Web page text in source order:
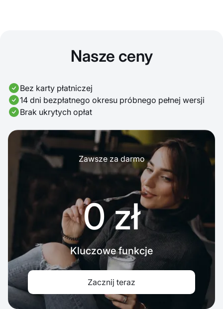
Nasze ceny
Bez karty płatniczej
14 dni bezpłatnego okresu próbnego pełnej wersji
Brak ukrytych opłat
Zawsze za darmo
0 zł
Kluczowe funkcje
Zacznij teraz